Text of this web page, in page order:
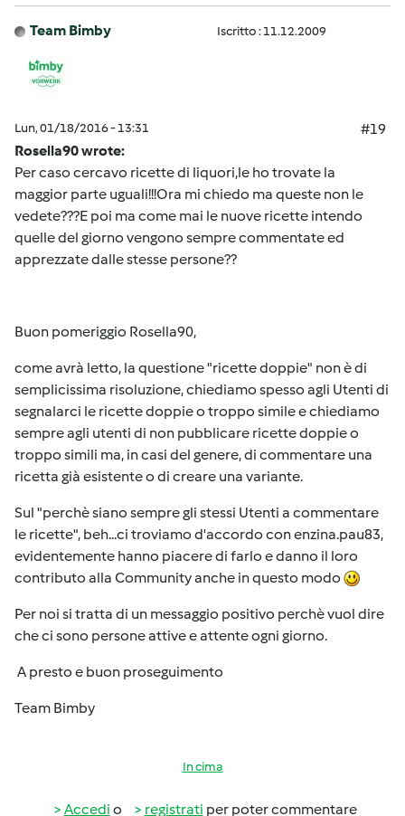
Team Bimby Iscritto : 11.12.2009
Lun, 01/18/2016 - 13:31
#19
Rosella90 wrote:
Per caso cercavo ricette di liquori,le ho trovate la
maggior parte uguali!!!Ora mi chiedo ma queste non le
vedete???E poi ma come mai le nuove ricette intendo
quelle del giorno vengono sempre commentate ed
apprezzate dalle stesse persone??
Buon pomeriggio Rosella90,
come avrà letto, la questione "ricette doppie" non è di
semplicissima risoluzione, chiediamo spesso agli Utenti di
segnalarci le ricette doppie o troppo simile e chiediamo
sempre agli utenti di non pubblicare ricette doppie o
troppo simili ma, in casi del genere, di commentare una
ricetta già esistente o di creare una variante.
Sul "perchè siano sempre gli stessi Utenti a commentare
le ricette", beh...ci troviamo d'accordo con enzina.pau83,
evidentemente hanno piacere di farlo e danno il loro
contributo alla Community anche in questo modo
Per noi si tratta di un messaggio positivo perchè vuol dire
che ci sono persone attive e attente ogni giorno.
A presto e buon proseguimento
Team Bimby
In cima
Accedi o registrati per poter commentare